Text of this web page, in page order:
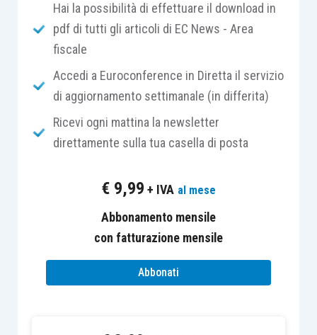
disposizione un’applicazione informatica per la
compilazione della domanda, che consentirà di
effettuare simulazioni relative al progetto da
presentare, verificare il raggiungimento della
soglia di ammissibilità (pari a 120 punti) e salvare
sono le imprese,
commercio, industria, artigianato e agricoltura. I
finanziamenti vengono assegnati fino a
esaurimento, secondol’ordine cronologico di
presentazione delle domande. La novità del
bando ISI 2016 è rappresentata dall’introduzione
Hai la possibilità di effettuare il download in
pdf di tutti gli articoli di EC News - Area
fiscale
Accedi a Euroconference in Diretta il servizio
di aggiornamento settimanale (in differita)
Ricevi ogni mattina la newsletter
direttamente sulla tua casella di posta
€ 9,99 + IVA al mese
Abbonamento mensile
con fatturazione mensile
Abbonati